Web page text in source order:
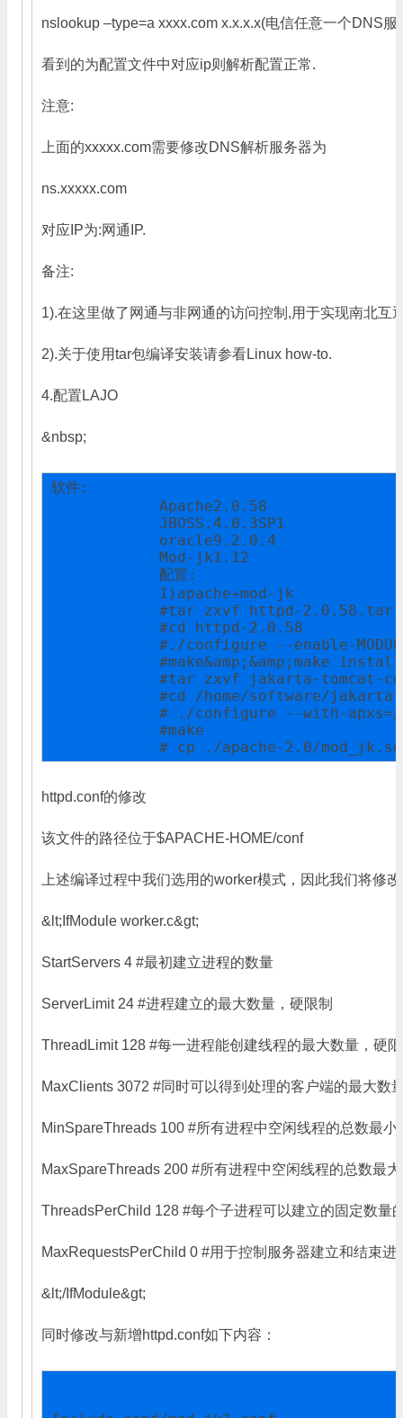
nslookup –type=a xxxx.com x.x.x.x(电信任意一个DNS服
看到的为配置文件中对应ip则解析配置正常.
注意:
上面的xxxxx.com需要修改DNS解析服务器为
ns.xxxxx.com
对应IP为:网通IP.
备注:
1).在这里做了网通与非网通的访问控制,用于实现南北
2).关于使用tar包编译安装请参看Linux how-to.
4.配置LAJO
&nbsp;
软件:
            Apache2.0.58
            JBOSS.4.0.3SP1
            oracle9.2.0.4
            Mod-jk1.12
            配置:
            1)apache+mod-jk
#tar zxvf httpd-
            #cd httpd-2.0.58
#./configure --enable-
            #make&amp;&amp;make install
#tar zxvf jakarta-tomcat-
#cd /home/software/
# ./configure --with-
            #make
# cp ./apache-2.0/
httpd.conf的修改
该文件的路径位于$APACHE-HOME/conf
上述编译过程中我们选用的worker模式，因此我们将修
&lt;IfModule worker.c&gt;
StartServers 4 #最初建立进程的数量
ServerLimit 24 #进程建立的最大数量，硬限制
ThreadLimit 128 #每一进程能创建线程的最大数量，硬
MaxClients 3072 #同时可以得到处理的客户端的最大数
MinSpareThreads 100 #所有进程中空闲线程的总数最小
MaxSpareThreads 200 #所有进程中空闲线程的总数最
ThreadsPerChild 128 #每个子进程可以建立的固定数量
MaxRequestsPerChild 0 #用于控制服务器建立和结束
&lt;/IfModule&gt;
同时修改与新增httpd.conf如下内容：